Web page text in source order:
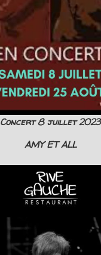
Concert 8 juillet 2023
AMY ET ALL